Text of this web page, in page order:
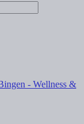
- Wellness &